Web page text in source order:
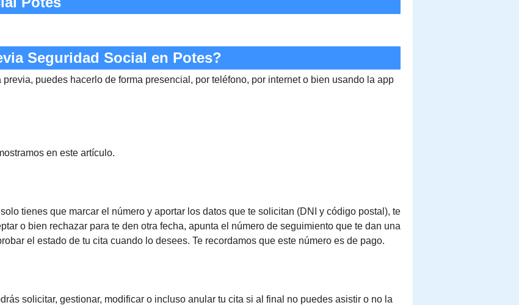
Seguridad Social en Potes?
puedes hacerlo de forma presencial, por teléfono, por internet o bien usando la app
en este artículo.
tienes que marcar el número y aportar los datos que te solicitan (DNI y código postal), te
o bien rechazar para te den otra fecha, apunta el número de seguimiento que te dan una
el estado de tu cita cuando lo desees. Te recordamos que este número es de pago.
solicitar, gestionar, modificar o incluso anular tu cita si al final no puedes asistir o no la